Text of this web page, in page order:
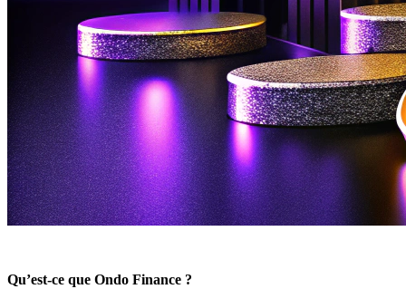
Qu’est-ce que Ondo Finance ?